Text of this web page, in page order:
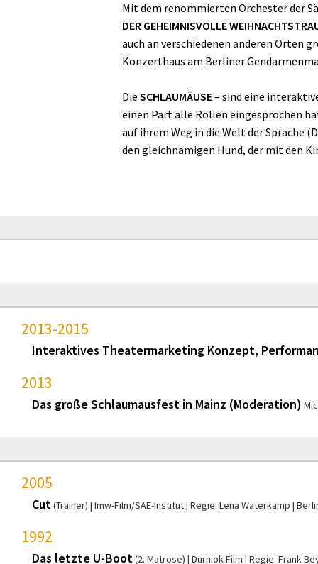
Mit dem renommierten Orchester der
DER GEHEIMNISVOLLE
auch an verschiedenen anderen Orten
Konzerthaus am Berliner
Die SCHLAUMÄUSE– sind eine
einen Part alle Rollen eingesprochen
auf ihrem Weg in die Welt der Sprache
den gleichnamigen Hund, der mit den
2013-2015
Interaktives Theatermarketing Konzept,
2013
Das große Schlaumausfest in Mainz (Moderation)
2005
Cut(Trainer) Imw-Film/SAE-Institut Regie: Lena Waterkamp
1992
Das letzte U-Boot(2. Matrose) Durniok-Film Regie: Frank